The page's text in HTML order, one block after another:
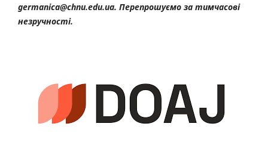
germanica@chnu.edu.ua. Перепрошуємо за тимчасові
незручності.